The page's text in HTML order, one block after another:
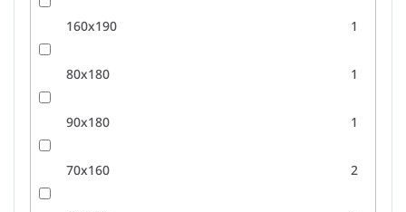
160x190 1
80x180 1
90x180 1
70x160 2